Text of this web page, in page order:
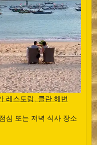
레스토랑, 클란 해변
심 또는 저녁 식사 장소